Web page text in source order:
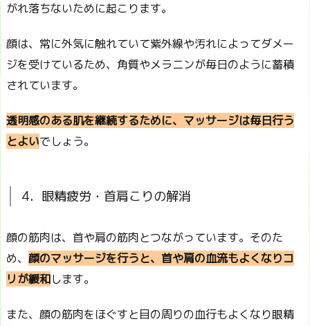
がれ落ちないために起こります。
顔は、常に外気に触れていて紫外線や汚れによってダメー
ジを受けているため、角質やメラニンが毎日のように蓄積
されています。
透明感のある肌を継続するために、マッサージは毎日行う
とよいでしょう。
4．眼精疲労・首肩こりの解消
顔の筋肉は、首や肩の筋肉とつながっています。そのた
め、 顔のマッサージを行うと、首や肩の血流もよくなりコ
リが緩和します。
また、顔の筋肉をほぐすと目の周りの血行もよくなり眼精